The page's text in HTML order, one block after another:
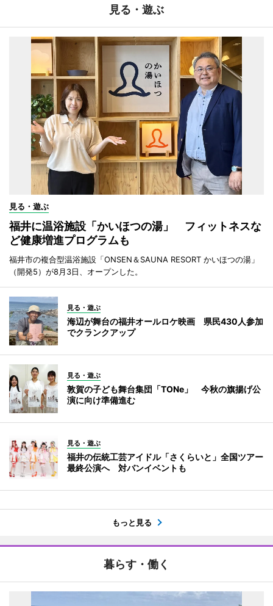
見る・遊ぶ
見る・遊ぶ
福井に温浴施設「かいほつの湯」 フィットネスな
ど健康増進プログラムも
福井市の複合型温浴施設「ONSEN＆SAUNA RESORT かいほつの湯」
（開発5）が8月3日、オープンした。
見る・遊ぶ
海辺が舞台の福井オールロケ映画 県民430人参加
でクランクアップ
見る・遊ぶ
敦賀の子ども舞台集団「TONe」 今秋の旗揚げ公
演に向け準備進む
見る・遊ぶ
福井の伝統工芸アイドル「さくらいと」全国ツアー
最終公演へ 対バンイベントも
もっと見る
暮らす・働く